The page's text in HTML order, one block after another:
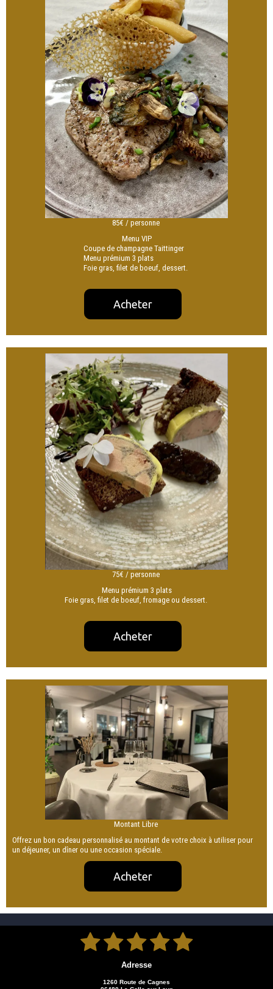
85€ / personne
Menu VIP
Coupe de champagne Taittinger
Menu prémium 3 plats
Foie gras, filet de boeuf, dessert.
Acheter
75€ / personne
Menu prémium 3 plats
Foie gras, filet de boeuf, fromage ou dessert.
Acheter
Montant Libre
Offrez un bon cadeau personnalisé au montant de votre choix à utiliser pour
un déjeuner, un dîner ou une occasion spéciale.
Acheter

Adresse
1260 Route de Cagnes